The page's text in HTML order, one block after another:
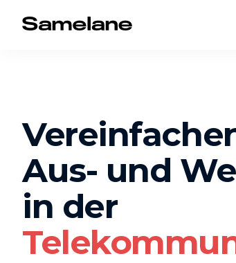
Aus- und
in der